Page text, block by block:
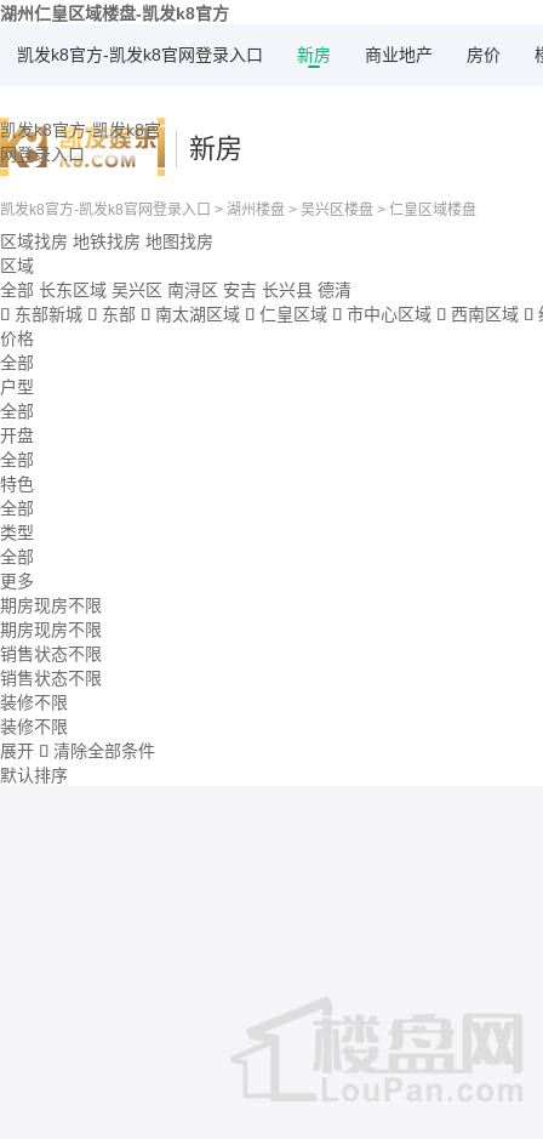
湖州仁皇区域楼盘-凯发k8官方
凯发k8官方-凯发k8官网登录入口 新房 商业地产 房价
凯发k8官方-凯发k8官
网登录入口
新房
凯发k8官方-凯发k8官网登录入口 > 湖州楼盘 > 吴兴区楼盘 > 仁皇区域楼盘
区域找房 地铁找房 地图找房
区域
全部 长东区域 吴兴区 南浔区 安吉 长兴县 德清
 东部新城  东部  南太湖区域  仁皇区域  市中心区域  西南区域 
价格
全部
户型
全部
开盘
全部
特色
全部
类型
全部
更多
期房现房不限
期房现房不限
销售状态不限
销售状态不限
装修不限
装修不限
展开  清除全部条件
默认排序